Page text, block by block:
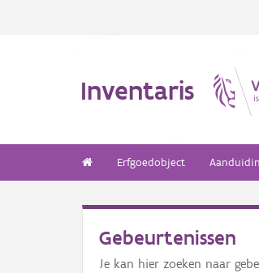
Inventaris
Erfgoedobject
Gebeurtenissen
Je kan hier zoeken naar